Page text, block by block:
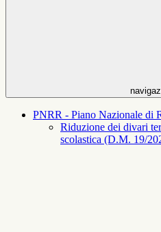
PNRR - Piano Nazionale di
Riduzione dei divari
scolastica (D.M. 19/